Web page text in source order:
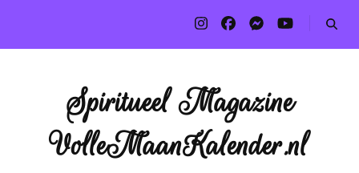
Spiritueel Magazine
VolleMaanKalender.nl